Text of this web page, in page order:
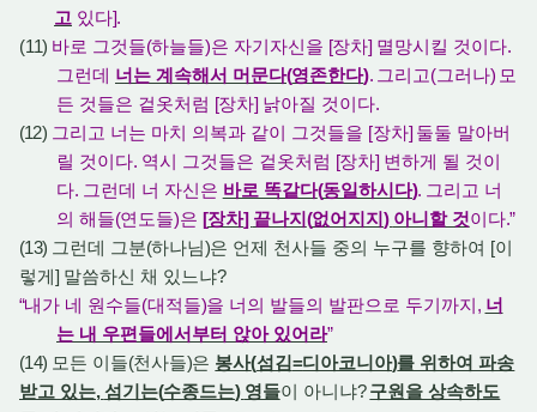
고 있다].
(11) 바로 그것들(하늘들)은 자기자신을 [장차] 멸망시킬 것이다.
그런데 너는 계속해서 머문다(영존한다). 그리고(그러나) 모
든 것들은 겉옷처럼 [장차] 낡아질 것이다.
(12) 그리고 너는 마치 의복과 같이 그것들을 [장차] 둘둘 말아버
릴 것이다. 역시 그것들은 겉옷처럼 [장차] 변하게 될 것이
다. 그런데 너 자신은 바로 똑같다(동일하시다). 그리고 너
의 해들(연도들)은 [장차] 끝나지(없어지지) 아니할 것이다.”
(13) 그런데 그분(하나님)은 언제 천사들 중의 누구를 향하여 [이
렇게] 말씀하신 채 있느냐?
“내가 네 원수들(대적들)을 너의 발들의 발판으로 두기까지, 너
는 내 우편들에서부터 앉아 있어라”
(14) 모든 이들(천사들)은 봉사(섬김=디아코니아)를 위하여 파송
받고 있는,섬기는(수종드는) 영들이 아니냐?구원을 상속하도